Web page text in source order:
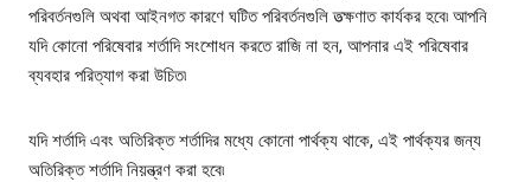
পরিবর্তনগুলি অথবা আইনগত কারণে ঘটিত পরিবর্তনগুলি তত্ক্ষণাত কার্যকর হবে৷ আপনি
যদি কোনো পরিষেবার শর্তাদি সংশোধন করতে রাজি না হন, আপনার এই পরিষেবার
ব্যবহার পরিত্যাগ করা উচিত৷
যদি শর্তাদি এবং অতিরিক্ত শর্তাদির মধ্যে কোনো পার্থক্য থাকে, এই পার্থক্যর জন্য
অতিরিক্ত শর্তাদি নিয়ন্ত্রণ করা হবে৷